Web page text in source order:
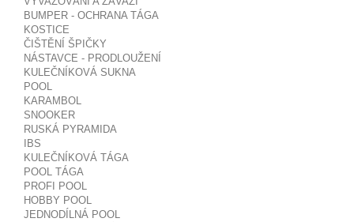
BUMPER - OCHRANA TÁGA
KOSTICE
ČIŠTĚNÍ ŠPIČKY
NÁSTAVCE - PRODLOUŽENÍ
KULEČNÍKOVÁ SUKNA
POOL
KARAMBOL
SNOOKER
RUSKÁ PYRAMIDA
IBS
KULEČNÍKOVÁ TÁGA
POOL TÁGA
PROFI POOL
HOBBY POOL
JEDNODÍLNÁ POOL